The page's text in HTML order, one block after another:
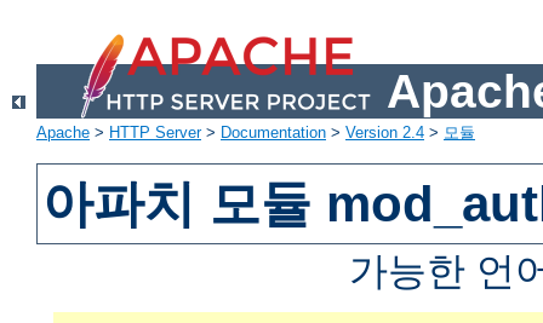
Apache > HTTP Server> Documentation > Version 2.4 > 모듈
아파치 모듈
가능한 언